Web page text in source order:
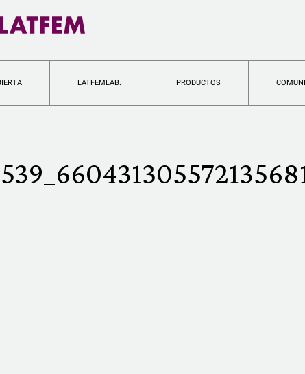
LATFEMLAB. PRODUCTOS